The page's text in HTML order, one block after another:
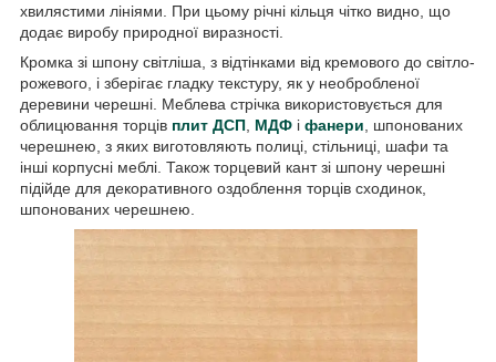
хвилястими лініями. При цьому річні кільця чітко видно, що
додає виробу природної виразності.
Кромка зі шпону світліша, з відтінками від кремового до світло-
рожевого, і зберігає гладку текстуру, як у необробленої
деревини черешні. Меблева стрічка використовується для
облицювання торців плит ДСП МДФ і фанери , шпонованих
черешнею, з яких виготовляють полиці, стільниці, шафи та
інші корпусні меблі. Також торцевий кант зі шпону черешні
підійде для декоративного оздоблення торців сходинок,
шпонованих черешнею.